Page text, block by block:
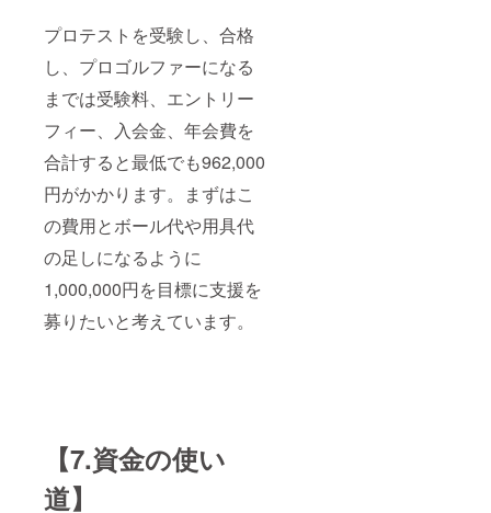
プロテストを受験し、合格
し、プロゴルファーになる
までは受験料、エントリー
フィー、入会金、年会費を
合計すると最低でも962,000
円がかかります。まずはこ
の費用とボール代や用具代
の足しになるように
1,000,000円を目標に支援を
募りたいと考えています。
【7.資金の使い
道】